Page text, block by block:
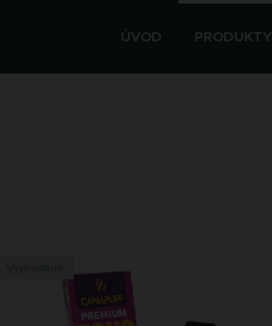
ÚVOD PRODUKTY